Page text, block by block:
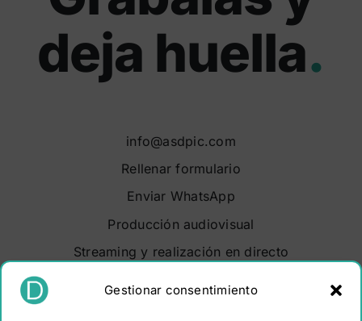
Gestionar consentimiento
deja huella.
info@asdpic.com
Rellenar formulario
Enviar WhatsApp
Producción audiovisual
Streaming y realización en directo